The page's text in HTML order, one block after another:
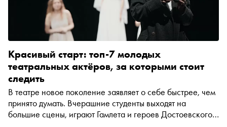
Красивый старт: топ-7 молодых
театральных актёров, за которыми стоит
следить
В театре новое поколение заявляет о себе быстрее, чем
принято думать. Вчерашние студенты выходят на
большие сцены, играют Гамлета и героев Достоевского,